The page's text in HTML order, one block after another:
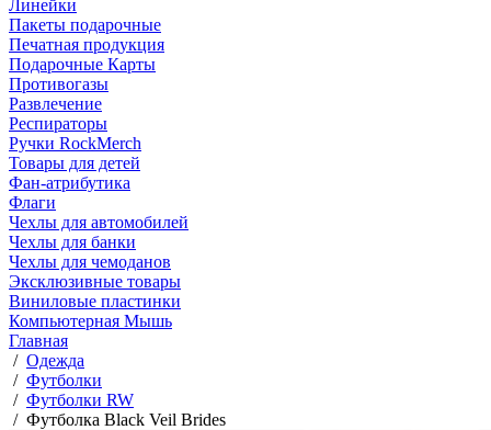
Линейки
Пакеты подарочные
Печатная продукция
Подарочные Карты
Противогазы
Развлечение
Респираторы
Ручки RockMerch
Товары для детей
Фан-атрибутика
Флаги
Чехлы для автомобилей
Чехлы для банки
Чехлы для чемоданов
Эксклюзивные товары
Виниловые пластинки
Компьютерная Мышь
Главная
/ Одежда
/ Футболки
/ Футболки RW
/ Футболка Black Veil Brides